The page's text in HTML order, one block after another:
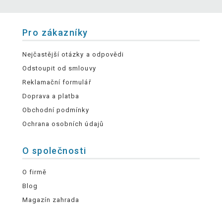
Pro zákazníky
Nejčastější otázky a odpovědi
Odstoupit od smlouvy
Reklamační formulář
Doprava a platba
Obchodní podmínky
Ochrana osobních údajů
O společnosti
O firmě
Blog
Magazín zahrada